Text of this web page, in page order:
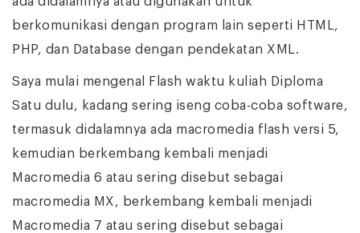
berkomunikasi dengan program lain seperti HTML,
PHP, dan Database dengan pendekatan XML.
Saya mulai mengenal Flash waktu kuliah Diploma
Satu dulu, kadang sering iseng coba-coba software,
termasuk didalamnya ada macromedia flash versi 5,
kemudian berkembang kembali menjadi
Macromedia 6 atau sering disebut sebagai
macromedia MX, berkembang kembali menjadi
Macromedia 7 atau sering disebut sebagai